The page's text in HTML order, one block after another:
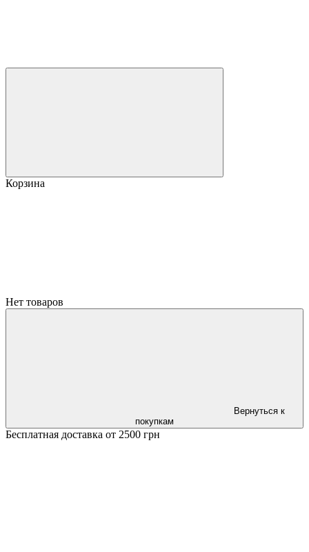
Корзина
Нет товаров
Вернуться к
покупкам
Бесплатная доставка от 2500 грн